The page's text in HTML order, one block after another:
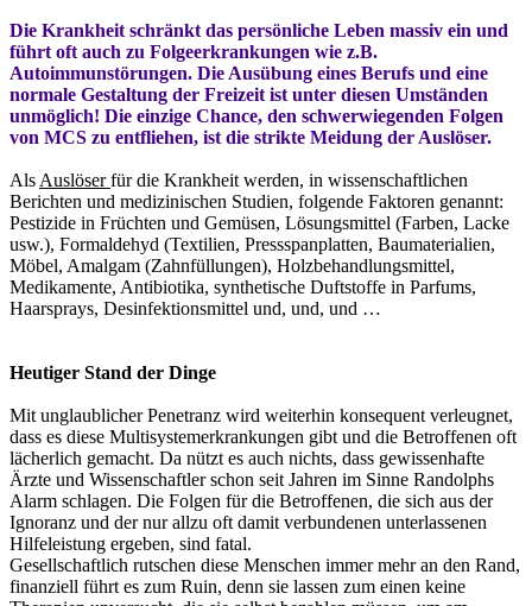
Die Krankheit schränkt das persönliche Leben massiv ein und
führt oft auch zu Folgeerkrankungen wie z.B.
Autoimmunstörungen. Die Ausübung eines Berufs und eine
normale Gestaltung der Freizeit ist unter diesen Umständen
unmöglich! Die einzige Chance, den schwerwiegenden Folgen
von MCS zu entfliehen, ist die strikte Meidung der Auslöser.
Als Auslöserfür die Krankheit werden, in wissenschaftlichen
Berichten und medizinischen Studien, folgende Faktoren genannt:
Pestizide in Früchten und Gemüsen, Lösungsmittel (Farben, Lacke
usw.), Formaldehyd (Textilien, Pressspanplatten, Baumaterialien,
Möbel, Amalgam (Zahnfüllungen), Holzbehandlungsmittel,
Medikamente, Antibiotika, synthetische Duftstoffe in Parfums,
Haarsprays, Desinfektionsmittel und, und, und …
Heutiger Stand der Dinge
Mit unglaublicher Penetranz wird weiterhin konsequent verleugnet,
dass es diese Multisystemerkrankungen gibt und die Betroffenen oft
lächerlich gemacht. Da nützt es auch nichts, dass gewissenhafte
Ärzte und Wissenschaftler schon seit Jahren im Sinne Randolphs
Alarm schlagen. Die Folgen für die Betroffenen, die sich aus der
Ignoranz und der nur allzu oft damit verbundenen unterlassenen
Hilfeleistung ergeben, sind fatal.
Gesellschaftlich rutschen diese Menschen immer mehr an den Rand,
finanziell führt es zum Ruin, denn sie lassen zum einen keine